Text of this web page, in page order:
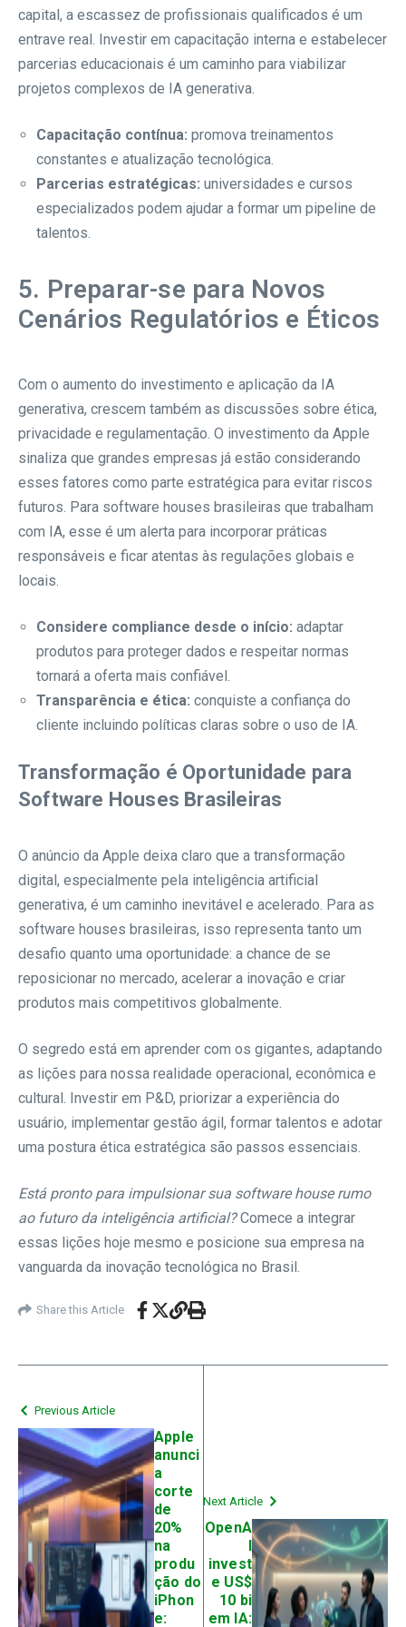
capital, a escassez de profissionais qualificados é um
entrave real. Investir em capacitação interna e estabelecer
parcerias educacionais é um caminho para viabilizar
projetos complexos de IA generativa.
Capacitação contínua: promova treinamentos
constantes e atualização tecnológica.
Parcerias estratégicas: universidades e cursos
especializados podem ajudar a formar um pipeline de
talentos.
5. Preparar-se para Novos
Cenários Regulatórios e Éticos
Com o aumento do investimento e aplicação da IA
generativa, crescem também as discussões sobre ética,
privacidade e regulamentação. O investimento da Apple
sinaliza que grandes empresas já estão considerando
esses fatores como parte estratégica para evitar riscos
futuros. Para software houses brasileiras que trabalham
com IA, esse é um alerta para incorporar práticas
responsáveis e ficar atentas às regulações globais e
locais.
Considere compliance desde o início: adaptar
produtos para proteger dados e respeitar normas
tornará a oferta mais confiável.
Transparência e ética: conquiste a confiança do
cliente incluindo políticas claras sobre o uso de IA.
Transformação é Oportunidade para
Software Houses Brasileiras
O anúncio da Apple deixa claro que a transformação
digital, especialmente pela inteligência artificial
generativa, é um caminho inevitável e acelerado. Para as
software houses brasileiras, isso representa tanto um
desafio quanto uma oportunidade: a chance de se
reposicionar no mercado, acelerar a inovação e criar
produtos mais competitivos globalmente.
O segredo está em aprender com os gigantes, adaptando
as lições para nossa realidade operacional, econômica e
cultural. Investir em P&D, priorizar a experiência do
usuário, implementar gestão ágil, formar talentos e adotar
uma postura ética estratégica são passos essenciais.
Está pronto para impulsionar sua software house rumo
ao futuro da inteligência artificial?Comece a integrar
essas lições hoje mesmo e posicione sua empresa na
vanguarda da inovação tecnológica no Brasil.
Share this Article
Previous Article
Apple
anunci
a
corte
de
20%
na
produ
ção do
iPhon
e:
Next Article
OpenA
I
invest
e US$
10 bi
em IA: